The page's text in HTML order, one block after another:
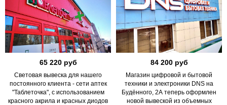
65 220 руб
Световая вывеска для нашего
постоянного клиента - сети аптек
"Таблеточка", с использованием
красного акрила и красных диодов
84 200 руб
Магазин цифровой и бытовой
техники и электроники DNS на
Будённого, 2А теперь оформлен
новой вывеской из объемных